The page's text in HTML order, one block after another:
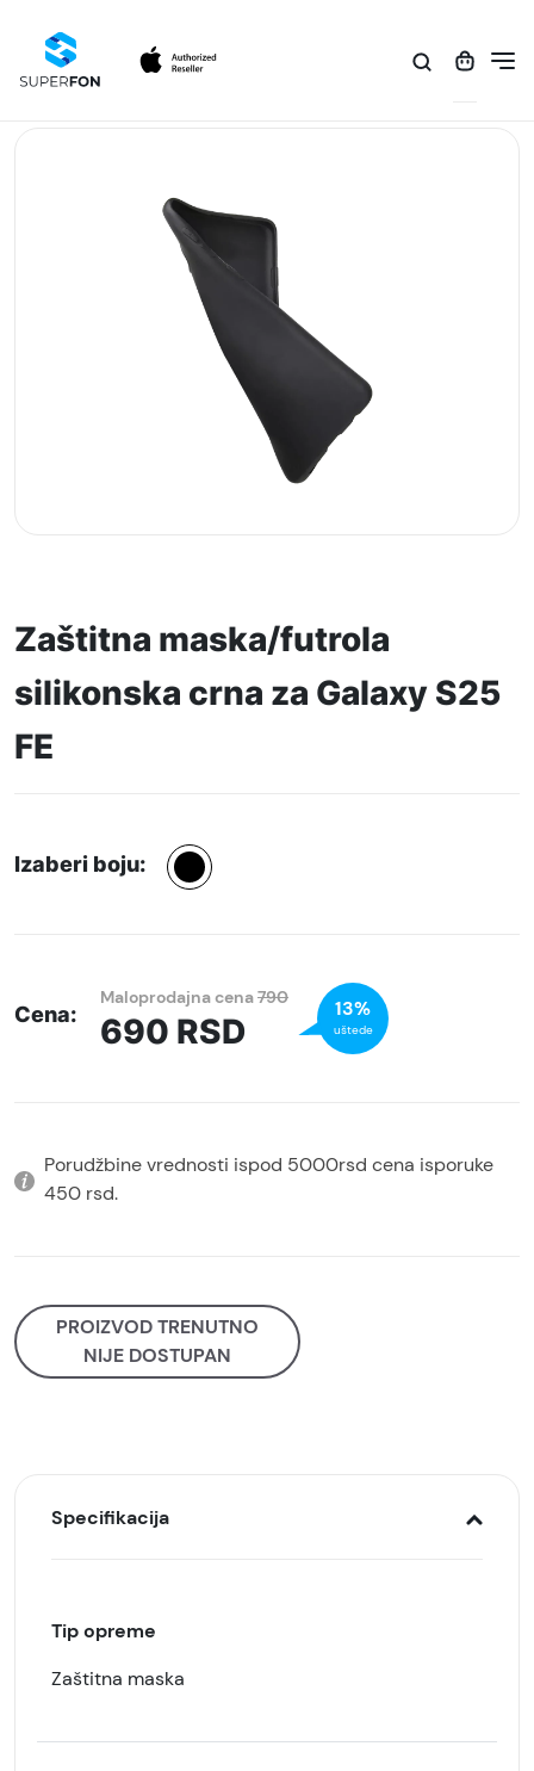
Zaštitna maska/futrola
silikonska crna za Galaxy S25
FE
Izaberi boju:
Cena:
Maloprodajna cena790
690 RSD
13%
uštede
Porudžbine vrednosti ispod 5000rsd cena isporuke
450 rsd.
PROIZVOD TRENUTNO
NIJE DOSTUPAN
Specifikacija
Tip opreme
Zaštitna maska